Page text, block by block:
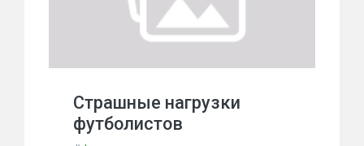
Страшные нагрузки
футболистов